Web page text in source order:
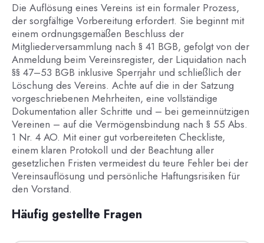
Die Auflösung eines Vereins ist ein formaler Prozess,
der sorgfältige Vorbereitung erfordert. Sie beginnt mit
einem ordnungsgemäßen Beschluss der
Mitgliederversammlung nach § 41 BGB, gefolgt von der
Anmeldung beim Vereinsregister, der Liquidation nach
§§ 47–53 BGB inklusive Sperrjahr und schließlich der
Löschung des Vereins. Achte auf die in der Satzung
vorgeschriebenen Mehrheiten, eine vollständige
Dokumentation aller Schritte und – bei gemeinnützigen
Vereinen – auf die Vermögensbindung nach § 55 Abs.
1 Nr. 4 AO. Mit einer gut vorbereiteten Checkliste,
einem klaren Protokoll und der Beachtung aller
gesetzlichen Fristen vermeidest du teure Fehler bei der
Vereinsauflösung und persönliche Haftungsrisiken für
den Vorstand.
Häufig gestellte Fragen